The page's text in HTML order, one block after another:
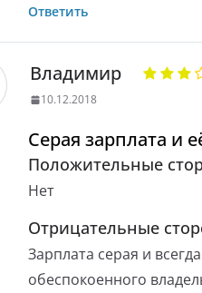
Ответить
Владимир
10.12.2018
Серая зарплата и
Положительные
Нет
Отрицательные
Зарплата серая и
обеспокоенного